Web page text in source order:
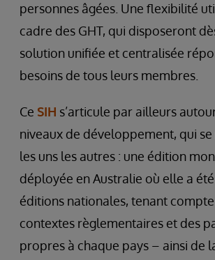
personnes âgées. Une flexibilité
cadre des GHT, qui disposeront
solution unifiée et centralisée
besoins de tous leurs membres.
Ce SIH s’articule par ailleurs
niveaux de développement, qui
les uns les autres : une édition
déployée en Australie où elle a
éditions nationales, tenant
contextes règlementaires et des
propres à chaque pays – ainsi de